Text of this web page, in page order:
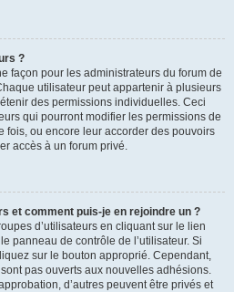
?
façon pour les administrateurs du forum de
utilisateur peut appartenir à plusieurs
des permissions individuelles. Ceci
qui pourront modifier les permissions de
fois, ou encore leur accorder des pouvoirs
accès à un forum privé.
et comment puis-je en rejoindre un ?
d’utilisateurs en cliquant sur le lien
panneau de contrôle de l’utilisateur. Si
sur le bouton approprié. Cependant,
pas ouverts aux nouvelles adhésions.
d’autres peuvent être privés et